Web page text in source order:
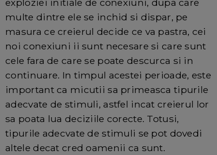
exploziei initiale de conexiuni, dupa care
multe dintre ele se inchid si dispar, pe
masura ce creierul decide ce va pastra, cei
noi conexiuni ii sunt necesare si care sunt
cele fara de care se poate descurca si in
continuare. In timpul acestei perioade, este
important ca micutii sa primeasca tipurile
adecvate de stimuli, astfel incat creierul lor
sa poata lua deciziile corecte. Totusi,
tipurile adecvate de stimuli se pot dovedi
altele decat cred oamenii ca sunt.